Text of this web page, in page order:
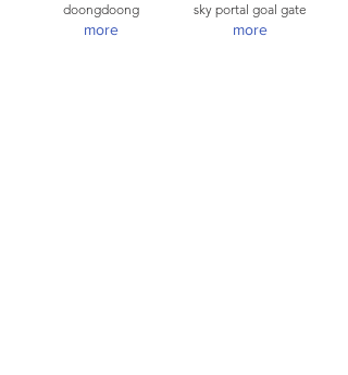
doongdoong
more
sky portal goal gate
more